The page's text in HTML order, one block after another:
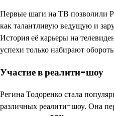
Первые шаги на ТВ позволили
как талантливую ведущую и
История её карьеры на
успехи только набирают
Участие в реалити-шоу
Регина Тодоренко стала
различных реалити-шоу. Она